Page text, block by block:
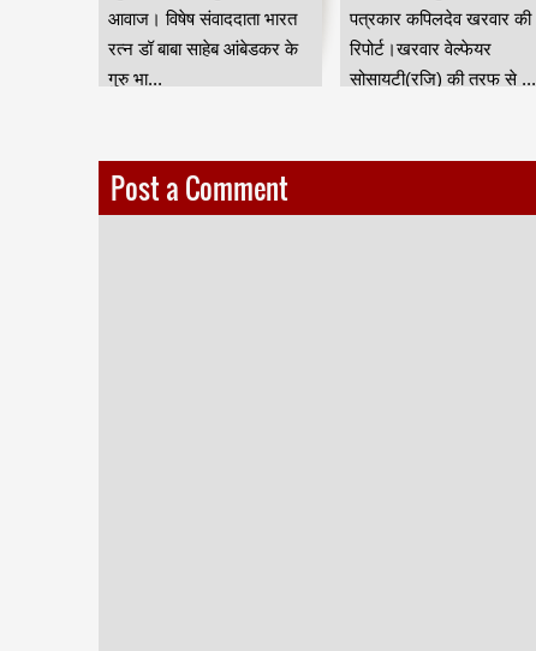
आवाज। विषेष संवाददाता भारत
रत्न डॉ बाबा साहेब आंबेडकर के
गुरु भा...
पत्रकार कपिलदेव खरवार की
रिपोर्ट।खरवार वेल्फेयर
सोसायटी(रजि) की तरफ से ...
Post a Comment